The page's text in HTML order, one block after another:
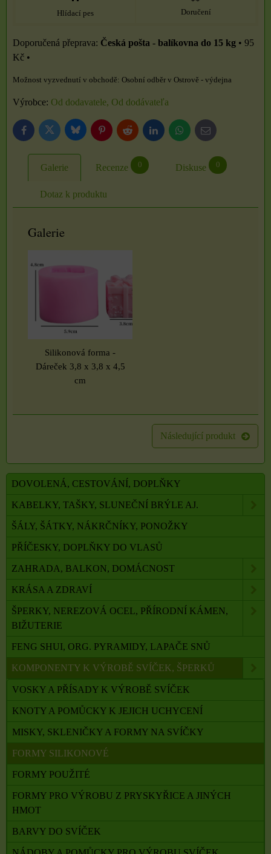
Hlídací pes Doručení
Česká pošta - balíkovna do 15 kg • 95
Kč •
Osobní odběr v Ostrově - výdejna
Výrobce: Od dodavatele, Od dodávateľa
FacebookTwitter BlueskyPinterestReddit LinkedInWhatsApp
E-
mail
Galerie Recenze 0 Diskuse 0
Dotaz k produktu
Galerie
Silikonová forma -
Dáreček 3,8 x 3,8 x 4,5
cm
Následující produkt
DOVOLENÁ, CESTOVÁNÍ, DOPLŇKY
KABELKY, TAŠKY, SLUNEČNÍ BRÝLE AJ.
ŠÁLY, ŠÁTKY, NÁKRČNÍKY, PONOŽKY
PŘÍČESKY, DOPLŇKY DO VLASŮ
ZAHRADA, BALKON, DOMÁCNOST
KRÁSA A ZDRAVÍ
ŠPERKY, NEREZOVÁ OCEL, PŘÍRODNÍ KÁMEN,
BIŽUTERIE
FENG SHUI, ORG. PYRAMIDY, LAPAČE SNŮ
KOMPONENTY K VÝROBĚ SVÍČEK, ŠPERKŮ
VOSKY A PŘÍSADY K VÝROBĚ SVÍČEK
KNOTY A POMŮCKY K JEJICH UCHYCENÍ
MISKY, SKLENIČKY A FORMY NA SVÍČKY
FORMY SILIKONOVÉ
FORMY POUŽITÉ
FORMY PRO VÝROBU Z PRYSKYŘICE A JINÝCH
HMOT
BARVY DO SVÍČEK